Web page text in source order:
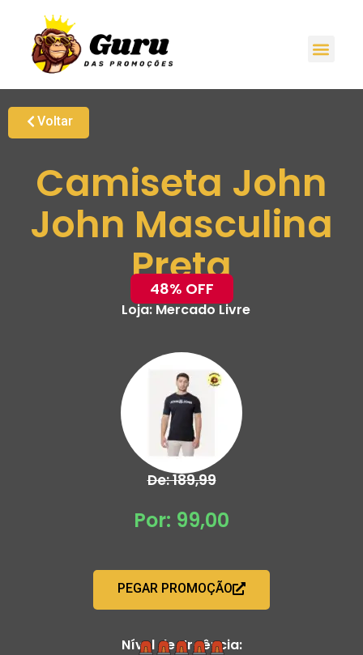
Voltar
Camiseta John
John Masculina
Preta
48% OFF
Loja:Mercado Livre
De: 189,99
Por: 99,00
PEGAR PROMOÇÃO
Nível de Urgência: